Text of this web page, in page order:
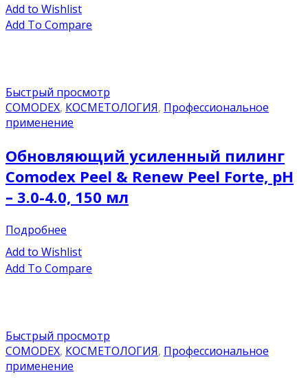
Add to Wishlist
Add To Compare
Быстрый просмотр
COMODEX, КОСМЕТОЛОГИЯ, Профессиональное
применение
Обновляющий усиленный пилинг
Comodex Peel & Renew Peel Forte, pH
– 3.0-4.0, 150 мл
Подробнее
Add to Wishlist
Add To Compare
Быстрый просмотр
COMODEX, КОСМЕТОЛОГИЯ, Профессиональное
применение